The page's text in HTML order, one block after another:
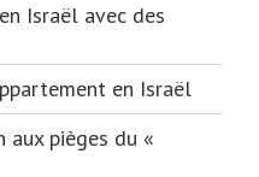
Israël avec des
en Israël
aux pièges du «